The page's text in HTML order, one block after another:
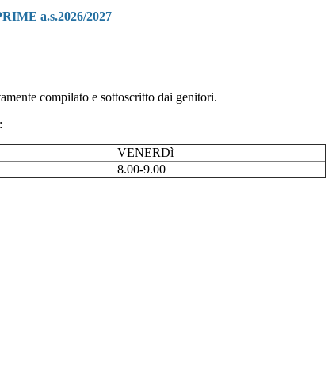
a.s.2026/2027
compilato e sottoscritto dai genitori.
VENERDì
8.00-9.00